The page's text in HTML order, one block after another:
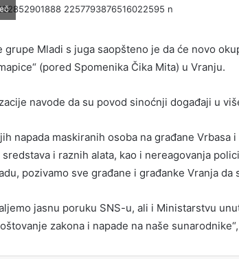
grupe Mladi s juga saopšteno je da će novo
(pored Spomenika Čika Mita) u Vranju.
navode da su povod sinoćnji događaji u
napada maskiranih osoba na građane Vrbasa
i raznih alata, kao i nereagovanja
pozivamo sve građane i građanke Vranja da
jasnu poruku SNS-u, ali i Ministarstvu
zakona i napade na naše